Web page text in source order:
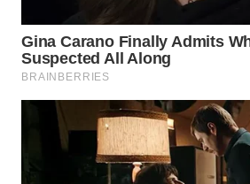
WN
LANGKAT
WN
TAPANULI
SELATAN